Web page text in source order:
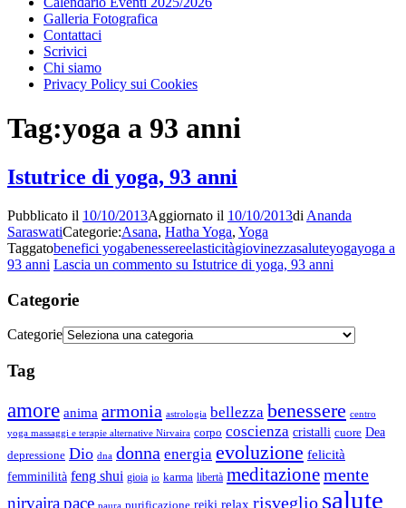
Galleria Fotografica
Contattaci
Scrivici
Chi siamo
Privacy Policy sui Cookies
Tag:yoga a 93 anni
Istutrice di yoga, 93 anni
Pubblicato il 10/10/2013Aggiornato il 10/10/2013di Ananda
SaraswatiCategorie:Asana, Hatha Yoga, Yoga
Taggatobenefici yogabenessereelasticitàgiovinezzasaluteyogayoga a
93 anni Lascia un commento su Istutrice di yoga, 93 anni
Categorie
Categorie
Tag
amore anima armonia astrologia bellezza benessere centro
yoga massaggi e terapie alternative Nirvaira corpo coscienza cristalli cuore Dea
depressione Dio dna donna energia evoluzione felicità
femminilità feng shui gioia io karma libertà meditazionemente
nirvairapace paura purificazione reiki relax risveglio salute